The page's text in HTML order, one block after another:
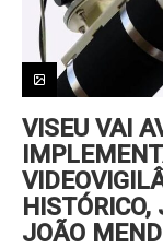
VISEU VAI
HISTÓRICO,
JOÃO